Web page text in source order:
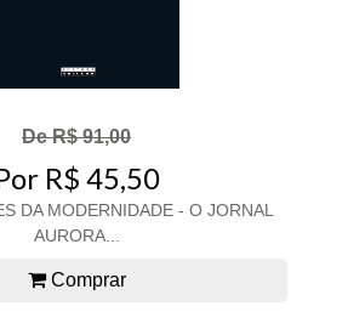
De R$ 91,00
R$ 45,50
DA MODERNIDADE - O JORNAL
AURORA...
Comprar